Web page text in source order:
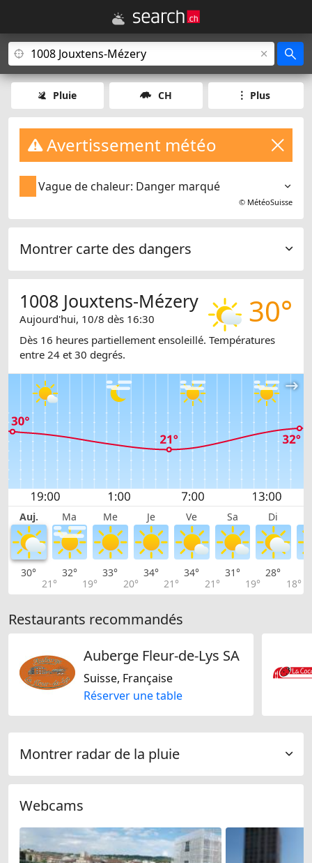
Pluie CH Plus
Avertissement météo
Vague de chaleur: Danger marqué
© MétéoSuisse
Montrer carte des dangers
30°
1008 Jouxtens-Mézery
Aujourd'hui, 10/8 dès 16:30
Dès 16 heures partiellement ensoleillé. Températures
entre 24 et 30 degrés.
Auj. Ma Me Je Ve Sa Di
30°
21°
32°
19°
33°
20°
34°
21°
34°
21°
31°
19°
28°
18°
Restaurants recommandés
Auberge Fleur-de-Lys SA
Suisse, Française
Réserver une table
Montrer radar de la pluie
Webcams